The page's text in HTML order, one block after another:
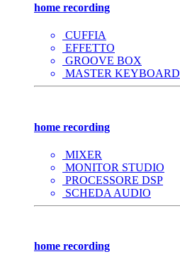
home recording
CUFFIA
EFFETTO
GROOVE BOX
MASTER KEYBOARD
home recording
MIXER
MONITOR STUDIO
PROCESSORE DSP
SCHEDA AUDIO
home recording